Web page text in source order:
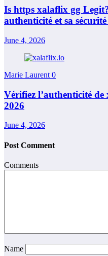
Is https xalaflix gg
authenticité et sa
June 4, 2026
Marie Laurent 0
Vérifiez l’authenticité
2026
June 4, 2026
Post Comment
Comments
Name